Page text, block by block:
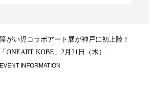
障がい児コラボアート展が神戸に初上陸！
「ONEART KOBE」2月21日（木）...
EVENT INFORMATION